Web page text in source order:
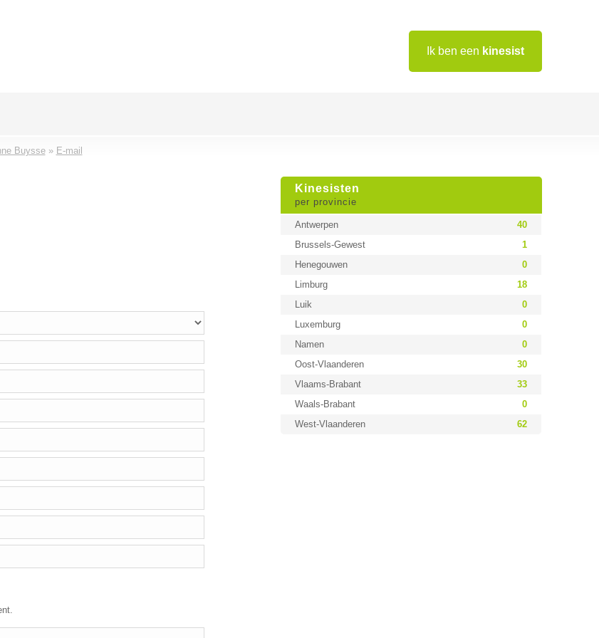
Ik ben een kinesist
Buysse» E-mail
Kinesisten
per provincie
Antwerpen
40
Brussels-Gewest
1
Henegouwen
0
Limburg
18
Luik
0
Luxemburg
0
Namen
0
Oost-Vlaanderen
30
Vlaams-Brabant
33
Waals-Brabant
0
West-Vlaanderen
62